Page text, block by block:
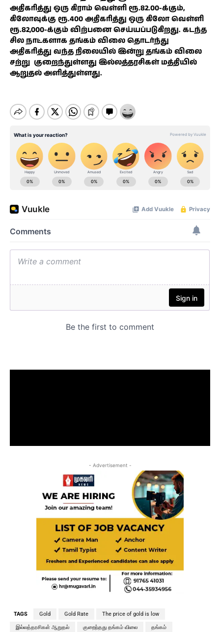
அதிகரித்து ஒரு கிராம் வெள்ளி ரூ.82.00-க்கும்,
கிலோவுக்கு ரூ.400 அதிகரித்து ஒரு கிலோ வெள்ளி
ரூ.82,000-க்கும் விற்பனை செய்யப்படுகிறது. கடந்த
சில நாட்களாக தங்கம் விலை தொடர்ந்து
அதிகரித்து வந்த நிலையில் இன்று தங்கம் விலை
சற்று குறைந்துள்ளது இல்லத்தரசிகள் மத்தியில்
ஆறுதல் அளித்துள்ளது.
- Advertisement -
TAGS Gold Gold Rate The price of gold is low
இல்லத்தரசிகள் ஆறுதல் குறைந்தது தங்கம் விலை தங்கம்